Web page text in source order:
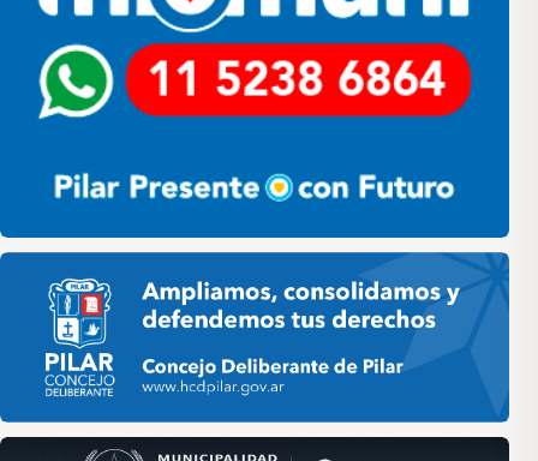
Pilar HCD